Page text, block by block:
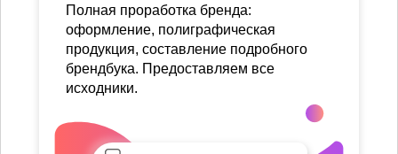
Полная проработка бренда:
оформление, полиграфическая
продукция, составление подробного
брендбука. Предоставляем все
исходники.